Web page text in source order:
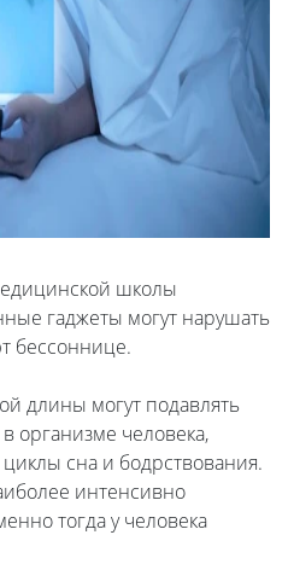
школы
гаджеты могут нарушать
бессоннице.
длины могут подавлять
организме человека,
сна и бодрствования.
интенсивно
тогда у человека